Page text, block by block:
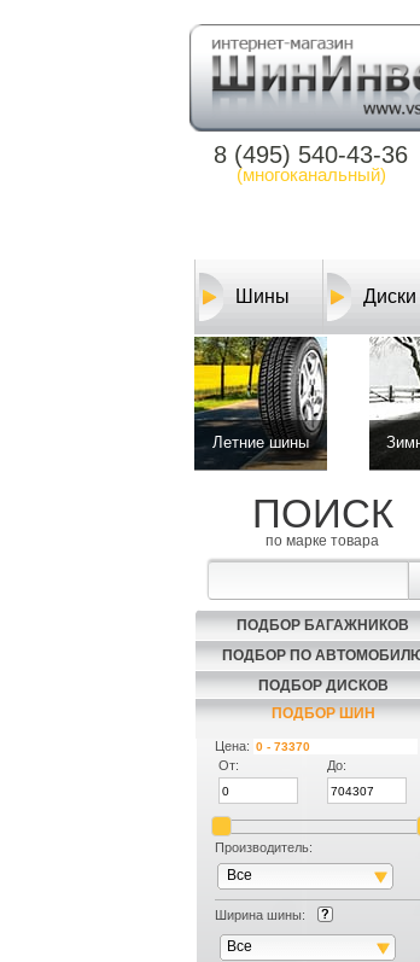
8 (495) 540-43-36
(многоканальный)
Шины Диски
Летние шины
ПОИСК
по марке товара
ПОДБОР БАГАЖНИКОВ
ПОДБОР ПО
ПОДБОР ДИСКОВ
ПОДБОР ШИН
Цена:
От:
До:
Производитель:
Все
Ширина шины:
Все